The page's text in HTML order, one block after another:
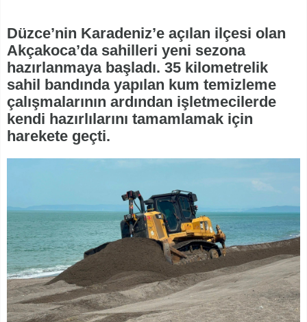
Düzce’nin Karadeniz’e açılan ilçesi olan
Akçakoca’da sahilleri yeni sezona
hazırlanmaya başladı. 35 kilometrelik
sahil bandında yapılan kum temizleme
çalışmalarının ardından işletmecilerde
kendi hazırlılarını tamamlamak için
harekete geçti.